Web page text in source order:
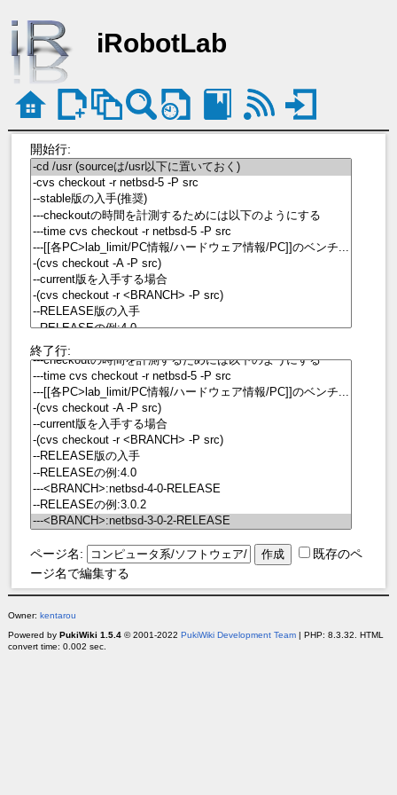
iRobotLab
開始行:
終了行:
ページ名:
既存のペ
ージ名で編集する
Owner: kentarou
Powered by PukiWiki 1.5.4© 2001-2022 PukiWiki Development Team| PHP: 8.3.32. HTML
convert time: 0.002 sec.